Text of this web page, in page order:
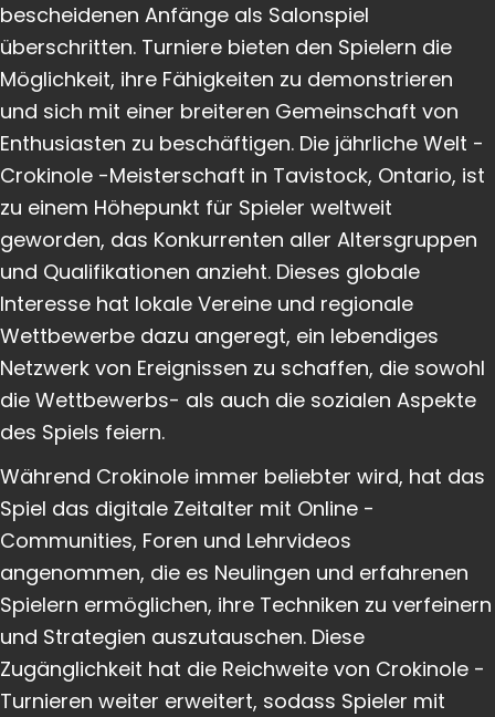
bescheidenen Anfänge als Salonspiel
überschritten. Turniere bieten den Spielern die
Möglichkeit, ihre Fähigkeiten zu demonstrieren
und sich mit einer breiteren Gemeinschaft von
Enthusiasten zu beschäftigen. Die jährliche Welt -
Crokinole -Meisterschaft in Tavistock, Ontario, ist
zu einem Höhepunkt für Spieler weltweit
geworden, das Konkurrenten aller Altersgruppen
und Qualifikationen anzieht. Dieses globale
Interesse hat lokale Vereine und regionale
Wettbewerbe dazu angeregt, ein lebendiges
Netzwerk von Ereignissen zu schaffen, die sowohl
die Wettbewerbs- als auch die sozialen Aspekte
des Spiels feiern.
Während Crokinole immer beliebter wird, hat das
Spiel das digitale Zeitalter mit Online -
Communities, Foren und Lehrvideos
angenommen, die es Neulingen und erfahrenen
Spielern ermöglichen, ihre Techniken zu verfeinern
und Strategien auszutauschen. Diese
Zugänglichkeit hat die Reichweite von Crokinole -
Turnieren weiter erweitert, sodass Spieler mit